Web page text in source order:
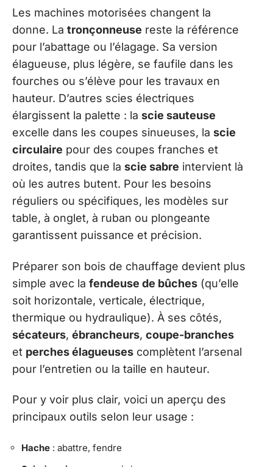
Les machines motorisées changent la
donne. La tronçonneuse reste la référence
pour l’abattage ou l’élagage. Sa version
élagueuse, plus légère, se faufile dans les
fourches ou s’élève pour les travaux en
hauteur. D’autres scies électriques
élargissent la palette : la scie sauteuse
excelle dans les coupes sinueuses, la scie
circulaire pour des coupes franches et
droites, tandis que la scie sabre intervient là
où les autres butent. Pour les besoins
réguliers ou spécifiques, les modèles sur
table, à onglet, à ruban ou plongeante
garantissent puissance et précision.
Préparer son bois de chauffage devient plus
simple avec la fendeuse de bûches (qu’elle
soit horizontale, verticale, électrique,
thermique ou hydraulique). À ses côtés,
sécateurs, ébrancheurs, coupe-branches
et perches élagueuses complètent l’arsenal
pour l’entretien ou la taille en hauteur.
Pour y voir plus clair, voici un aperçu des
principaux outils selon leur usage :
Hache : abattre, fendre